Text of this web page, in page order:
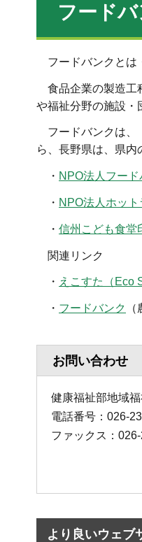
フード
フードバンクとは
食品企業の製造工
や福祉分野の施設・
フードバンクは、
ら、長野県は、県内
・ NPO法人フード
・ NPO法人ホッ
・ 信州こども食堂
関連リンク
・ えこすた（Eco
・ フードバンク
お問い合わせ
健康福祉部地域
電話番号：026-
ファックス：
より良いウェブ